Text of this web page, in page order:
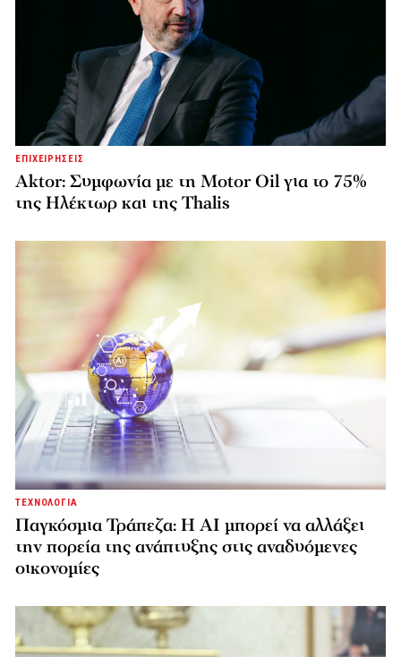
ΕΠΙΧΕΙΡΗΣΕΙΣ
Aktor: Συμφωνία με τη Motor Oil για το 75%
της Ηλέκτωρ και της Thalis
ΤΕΧΝΟΛΟΓΙΑ
Παγκόσμια Τράπεζα: Η AI μπορεί να αλλάξει
την πορεία της ανάπτυξης στις αναδυόμενες
οικονομίες